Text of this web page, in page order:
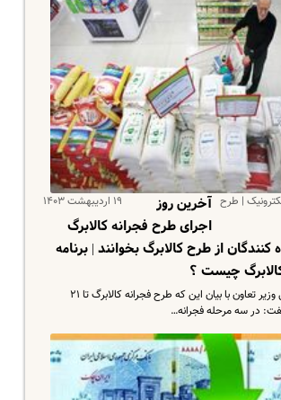
| طرح
۱۹ اردیبهشت ۱۴۰۳
آخرین روز
اجرای طرح فجرانه کالابرگ
از طرح کالابرگ بخوانند | برنامه
چیست ؟
مشاور معاون امور رفاهی وزیر تعاون با بیان این که طرح فجرانه کالابرگ تا ۲۱
در سه مرحله فجرانه…